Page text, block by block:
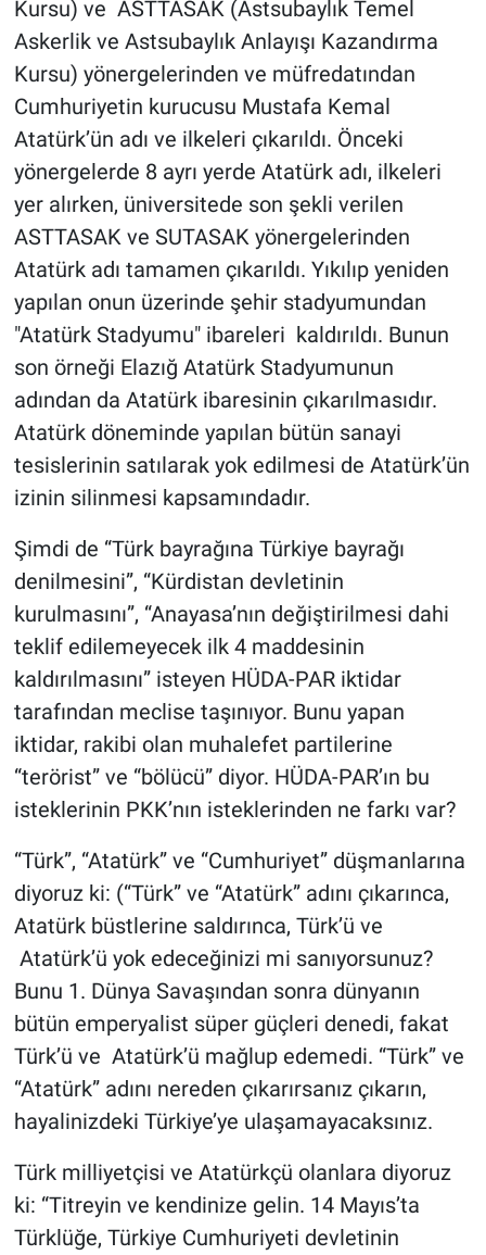
Kursu) ve ASTTASAK (Astsubaylık Temel
Askerlik ve Astsubaylık Anlayışı Kazandırma
Kursu) yönergelerinden ve müfredatından
Cumhuriyetin kurucusu Mustafa Kemal
Atatürk’ün adı ve ilkeleri çıkarıldı. Önceki
yönergelerde 8 ayrı yerde Atatürk adı, ilkeleri
yer alırken, üniversitede son şekli verilen
ASTTASAK ve SUTASAK yönergelerinden
Atatürk adı tamamen çıkarıldı. Yıkılıp yeniden
yapılan onun üzerinde şehir stadyumundan
"Atatürk Stadyumu" ibareleri kaldırıldı. Bunun
son örneği Elazığ Atatürk Stadyumunun
adından da Atatürk ibaresinin çıkarılmasıdır.
Atatürk döneminde yapılan bütün sanayi
tesislerinin satılarak yok edilmesi de Atatürk’ün
izinin silinmesi kapsamındadır.
Şimdi de “Türk bayrağına Türkiye bayrağı
denilmesini”, “Kürdistan devletinin
kurulmasını”, “Anayasa’nın değiştirilmesi dahi
teklif edilemeyecek ilk 4 maddesinin
kaldırılmasını” isteyen HÜDA-PAR iktidar
tarafından meclise taşınıyor. Bunu yapan
iktidar, rakibi olan muhalefet partilerine
“terörist” ve “bölücü” diyor. HÜDA-PAR’ın bu
isteklerinin PKK’nın isteklerinden ne farkı var?
“Türk”, “Atatürk” ve “Cumhuriyet” düşmanlarına
diyoruz ki: (“Türk” ve “Atatürk” adını çıkarınca,
Atatürk büstlerine saldırınca, Türk’ü ve
Atatürk’ü yok edeceğinizi mi sanıyorsunuz?
Bunu 1. Dünya Savaşından sonra dünyanın
bütün emperyalist süper güçleri denedi, fakat
Türk’ü ve Atatürk’ü mağlup edemedi. “Türk” ve
“Atatürk” adını nereden çıkarırsanız çıkarın,
hayalinizdeki Türkiye’ye ulaşamayacaksınız.
Türk milliyetçisi ve Atatürkçü olanlara diyoruz
ki: “Titreyin ve kendinize gelin. 14 Mayıs’ta
Türklüğe, Türkiye Cumhuriyeti devletinin